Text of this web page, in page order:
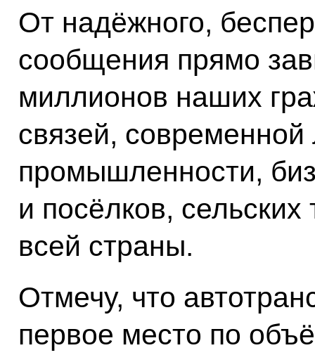
От надёжного,
сообщения прямо
миллионов наших
связей, современной
промышленности,
и посёлков,
всей страны.
Отмечу, что
первое место по